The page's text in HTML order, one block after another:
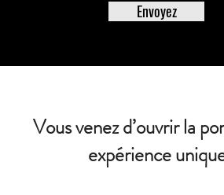
Envoyez
Vous venez d’ouvrir la
expérience